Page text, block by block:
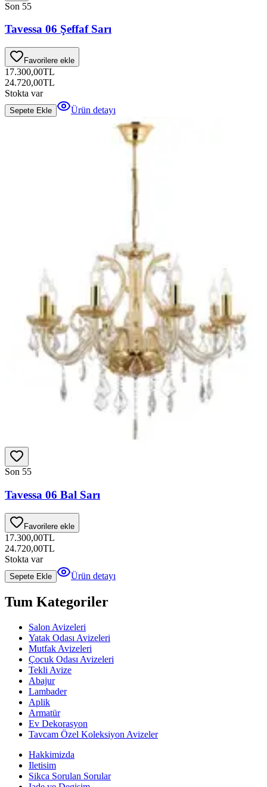
Son 55
Tavessa 06 Şeffaf Sarı
Favorilere ekle
17.300,00TL
24.720,00TL
Stokta var
Sepete Ekle Ürün detayı
Son 55
Tavessa 06 Bal Sarı
Favorilere ekle
17.300,00TL
24.720,00TL
Stokta var
Sepete Ekle Ürün detayı
Tum Kategoriler
Salon Avizeleri
Yatak Odası Avizeleri
Mutfak Avizeleri
Çocuk Odası Avizeleri
Tekli Avize
Abajur
Lambader
Aplik
Armatür
Ev Dekorasyon
Tavcam Özel Koleksiyon Avizeler
Hakkimizda
Iletisim
Sikca Sorulan Sorular